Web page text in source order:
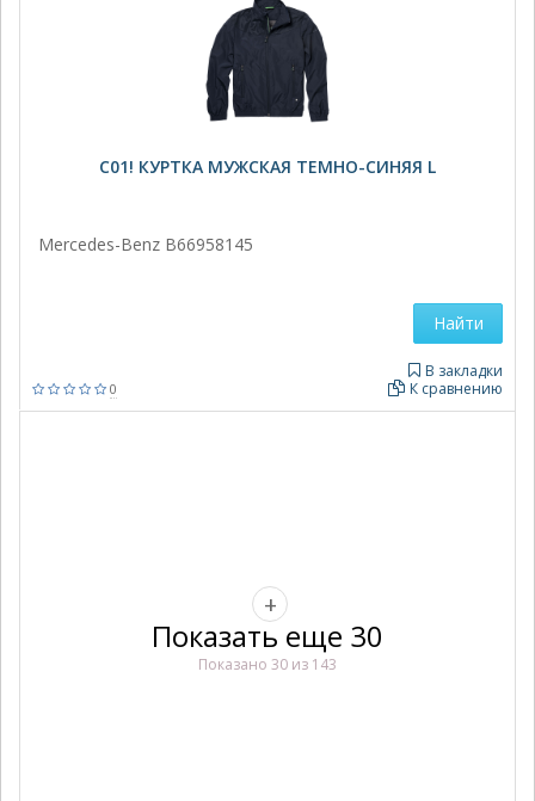
C01! КУРТКА МУЖСКАЯ ТЕМНО-СИНЯЯ L
Mercedes-Benz B66958145
0
В закладки
К сравнению
Найти
+
Показать еще 30
Показано 30 из 143